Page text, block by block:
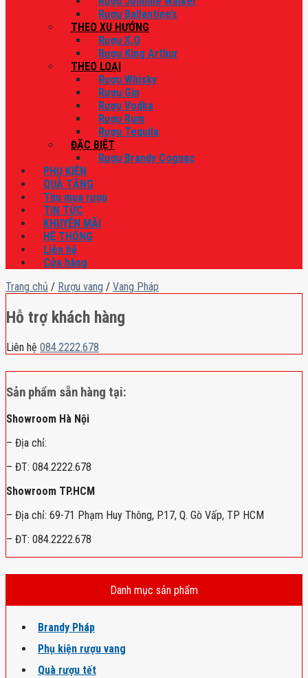
Rượu Ballantine’s
THEO XU HƯỚNG
Rượu X.O
Rượu King Arthur
THEO LOẠI
Rượu Whisky
Rượu Gin
Rượu Vodka
Rượu Rum
Rượu Tequila
ĐẶC BIỆT
Rượu Brandy Cognac
PHỤ KIỆN
QUÀ TẶNG
Thu mua rượu
TIN TỨC
KHUYẾN MÃI
HỆ THỐNG
Liên hệ
Cửa hàng
Trang chủ / Rượu vang / Vang Pháp
Hỗ trợ khách hàng
Liên hệ 084.2222.678
Sản phẩm sẵn hàng tại:
Showroom Hà Nội
– Địa chỉ:
– ĐT: 084.2222.678
Showroom TP.HCM
– Địa chỉ: 69-71 Phạm Huy Thông, P.17, Q. Gò Vấp, TP HCM
– ĐT: 084.2222.678
Danh mục sản phẩm
Brandy Pháp
Phụ kiện rượu vang
Quà rượu tết